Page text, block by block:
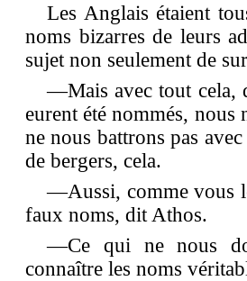
Les Anglais étaient
noms bizarres de leurs
sujet non seulement de
—Mais avec tout cela,
eurent été nommés, nous
ne nous battrons pas
de bergers, cela.
—Aussi, comme vous
faux noms, dit Athos.
—Ce qui ne nous
connaître les noms